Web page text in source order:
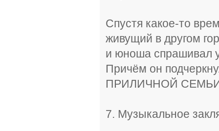
Спустя какое-то
живущий в другом
и юноша спрашивал
Причём он
ПРИЛИЧНОЙ
7. Музыкальное